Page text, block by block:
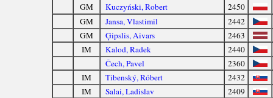
GM
Kuczyński, Robert
2450
GM
Jansa, Vlastimil
2442
GM
Ģipslis, Aivars
2463
IM
Kalod, Radek
2440
Čech, Pavel
2360
IM
Tibenský, Róbert
2432
IM
Salai, Ladislav
2409